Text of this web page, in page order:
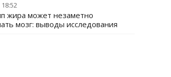
жира может незаметно
мозг: выводы исследования